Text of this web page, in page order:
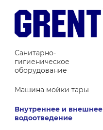
Санитарно-
гигиеническое
оборудование
Машина мойки тары
Внутреннее и внешнее
водоотведение